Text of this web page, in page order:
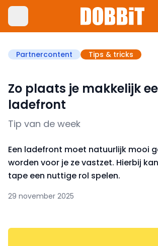
Partnercontent Tips & tricks
Zo plaats je makkelijk
ladefront
Tip van de week
Een ladefront moet natuurlijk mooi
worden voor je ze vastzet. Hierbij
tape een nuttige rol spelen.
29 november 2025